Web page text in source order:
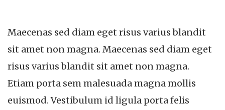
Maecenas sed diam eget risus varius blandit
sit amet non magna. Maecenas sed diam eget
risus varius blandit sit amet non magna.
Etiam porta sem malesuada magna mollis
euismod. Vestibulum id ligula porta felis